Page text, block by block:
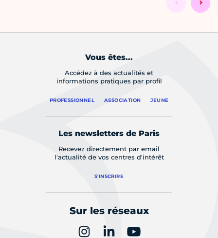
Vous êtes...
Accédez à des actualités et
informations pratiques par profil
PROFESSIONNEL ASSOCIATION JEUNE
Les newsletters de Paris
Recevez directement par email
l'actualité de vos centres d'intérêt
S'INSCRIRE
Sur les réseaux